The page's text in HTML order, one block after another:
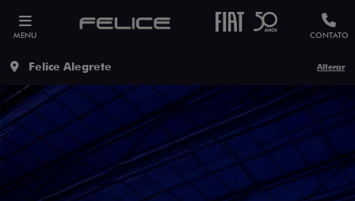
MENU CONTATO
Felice Alegrete Alterar